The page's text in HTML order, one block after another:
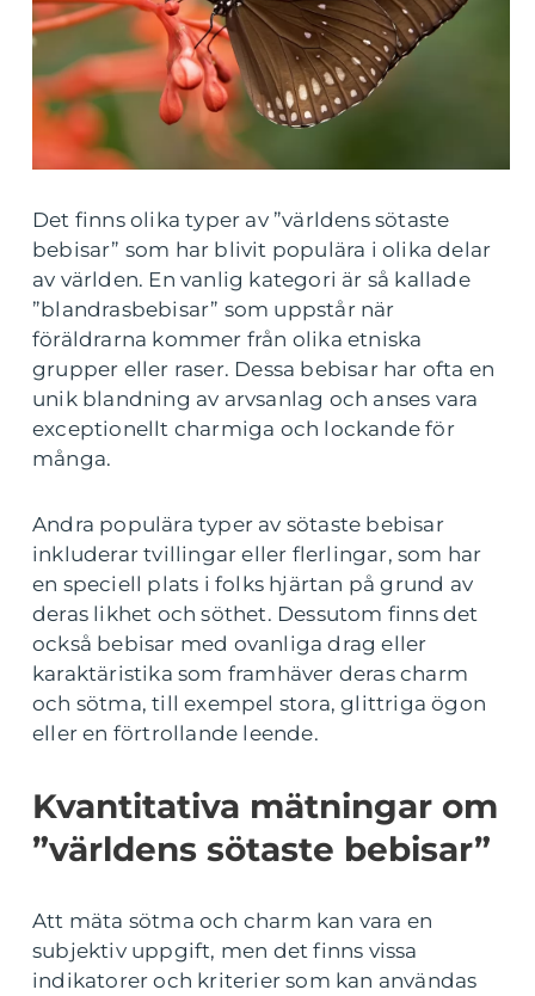
Det finns olika typer av ”världens sötaste
bebisar” som har blivit populära i olika delar
av världen. En vanlig kategori är så kallade
”blandrasbebisar” som uppstår när
föräldrarna kommer från olika etniska
grupper eller raser. Dessa bebisar har ofta en
unik blandning av arvsanlag och anses vara
exceptionellt charmiga och lockande för
många.
Andra populära typer av sötaste bebisar
inkluderar tvillingar eller flerlingar, som har
en speciell plats i folks hjärtan på grund av
deras likhet och söthet. Dessutom finns det
också bebisar med ovanliga drag eller
karaktäristika som framhäver deras charm
och sötma, till exempel stora, glittriga ögon
eller en förtrollande leende.
Kvantitativa mätningar om
”världens sötaste bebisar”
Att mäta sötma och charm kan vara en
subjektiv uppgift, men det finns vissa
indikatorer och kriterier som kan användas